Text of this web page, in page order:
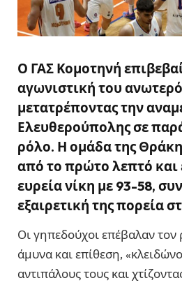
Ο ΓΑΣ Κομοτηνή
αγωνιστική του
μετατρέποντας την
Ελευθερούπολης σε
ρόλο. Η ομάδα της
από το πρώτο λεπτό και
ευρεία νίκη με 93-58,
εξαιρετική της πορεία
Οι γηπεδούχοι επέβαλαν τον
άμυνα και επίθεση,
αντιπάλους τους και